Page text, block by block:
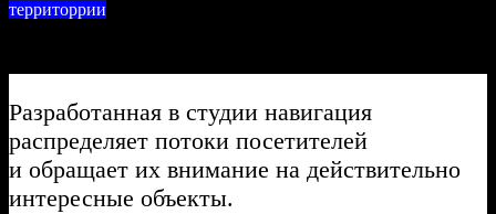
территоррии
Разработанная в студии навигация
распределяет потоки посетителей
и обращает их внимание на действительно
интересные объекты.